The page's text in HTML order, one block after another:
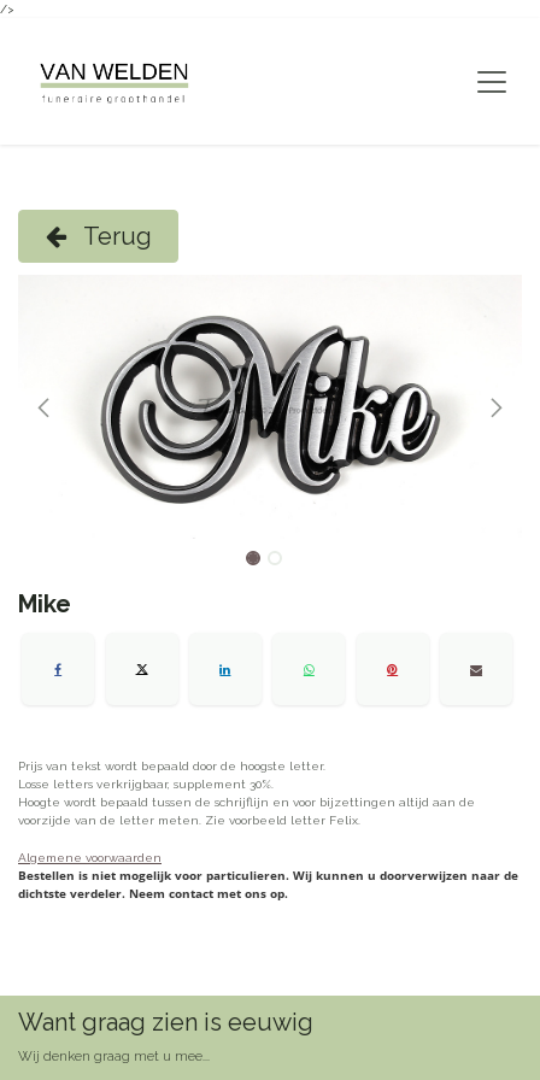
/>
Terug
Mike
Prijs van tekst wordt bepaald door de hoogste letter.
Losse letters verkrijgbaar, supplement 30%.
Hoogte wordt bepaald tussen de schrijflijn en voor bijzettingen altijd aan de
voorzijde van de letter meten. Zie voorbeeld letter Felix.
Algemene voorwaarden
Bestellen is niet mogelijk voor particulieren. Wij kunnen u doorverwijzen naar de
dichtste verdeler. Neem contact met ons op.
Want graag zien is eeuwig
Wij denken graag met u mee...